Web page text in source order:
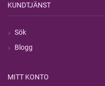
KUNDTJÄNST
Sök
Blogg
MITT KONTO